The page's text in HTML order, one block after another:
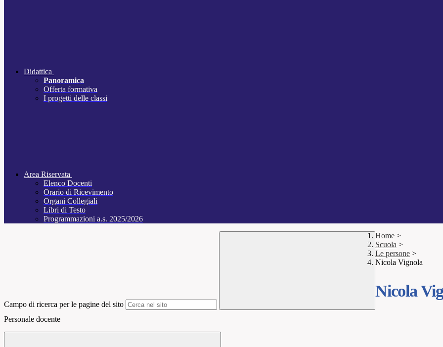
Didattica
Panoramica
Offerta formativa
I progetti delle classi
Area Riservata
Elenco Docenti
Orario di Ricevimento
Organi Collegiali
Libri di Testo
Programmazioni a.s. 2025/2026
Campo di ricerca per le pagine del sito
Home >
Scuola >
Le persone >
Nicola Vignola
Nicola
Personale docente